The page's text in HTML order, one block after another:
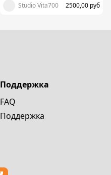
Studio Vita700 2500,00 руб
Поддержка
FAQ
Поддержка